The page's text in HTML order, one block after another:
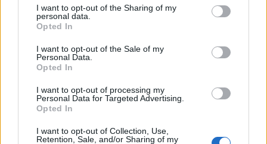
not limited to your visit or usage behaviour. You may click to
grant or deny consent to Google and its third-party tags to
use your data for below specified purposes in below Google
consent section.
I want to opt-out of the Sharing of my
personal data.
Opted In
I want to opt-out of the Sale of my
Personal Data.
Opted In
I want to opt-out of processing my
Personal Data for Targeted Advertising.
Opted In
I want to opt-out of Collection, Use,
Retention, Sale, and/or Sharing of my
Bicskei István válogató a fesztiválról:
"Elsősorban az volt a szempont, hogy minden
határon túli színháztól hívjunk produkciót.
előadásai legyenek itt, de ezt nyilván nem lehet